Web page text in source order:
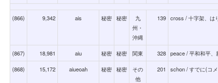
(866) 9,342 ais 秘密 秘密
九
州・
沖縄
139 cross / 十字架、は
(867) 18,981 aiu 秘密 秘密 関東 328 peace / 平和和平
(868) 15,172 aiueoah 秘密 秘密
その
他
201 schon / すでに(コ